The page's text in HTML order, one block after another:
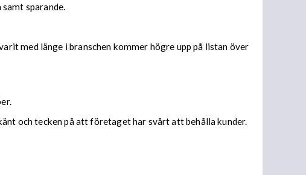
sparande.
med länge i branschen kommer högre upp på listan över
och tecken på att företaget har svårt att behålla kunder.